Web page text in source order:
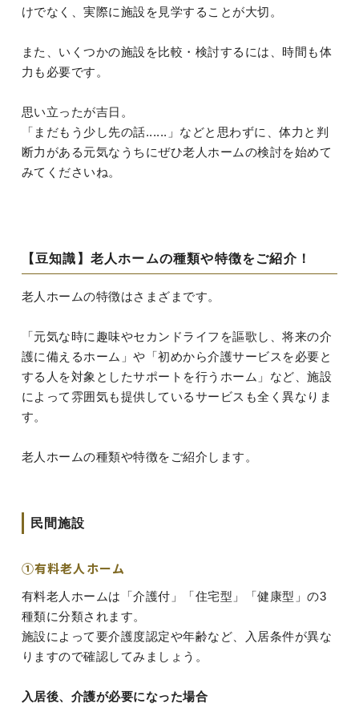
けでなく、実際に施設を見学することが大切。
また、いくつかの施設を比較・検討するには、時間も体
力も必要です。
思い立ったが吉日。
「まだもう少し先の話......」などと思わずに、体力と判
断力がある元気なうちにぜひ老人ホームの検討を始めて
みてくださいね。
【豆知識】老人ホームの種類や特徴をご紹介！
老人ホームの特徴はさまざまです。
「元気な時に趣味やセカンドライフを謳歌し、将来の介
護に備えるホーム」や「初めから介護サービスを必要と
する人を対象としたサポートを行うホーム」など、施設
によって雰囲気も提供しているサービスも全く異なりま
す。
老人ホームの種類や特徴をご紹介します。
民間施設
①有料老人ホーム
有料老人ホームは「介護付」「住宅型」「健康型」の3
種類に分類されます。
施設によって要介護度認定や年齢など、入居条件が異な
りますので確認してみましょう。
入居後、介護が必要になった場合